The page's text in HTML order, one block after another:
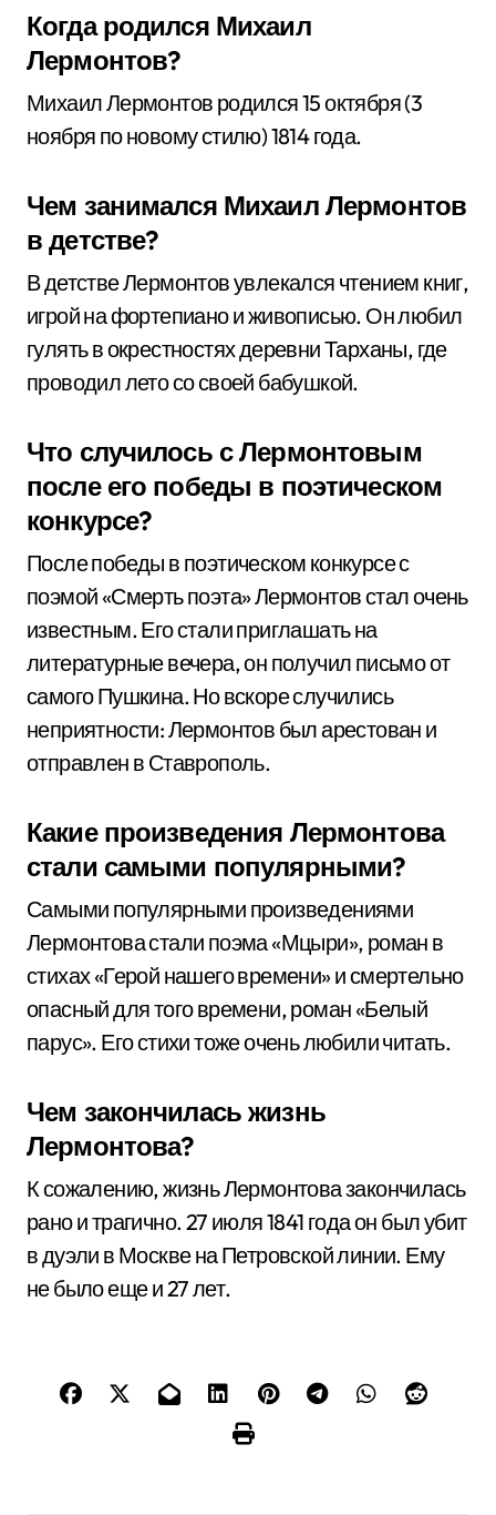
Когда родился Михаил
Лермонтов?
Михаил Лермонтов родился 15 октября (3
ноября по новому стилю) 1814 года.
Чем занимался Михаил Лермонтов
в детстве?
В детстве Лермонтов увлекался чтением книг,
игрой на фортепиано и живописью. Он любил
гулять в окрестностях деревни Тарханы, где
проводил лето со своей бабушкой.
Что случилось с Лермонтовым
после его победы в поэтическом
конкурсе?
После победы в поэтическом конкурсе с
поэмой «Смерть поэта» Лермонтов стал очень
известным. Его стали приглашать на
литературные вечера, он получил письмо от
самого Пушкина. Но вскоре случились
неприятности: Лермонтов был арестован и
отправлен в Ставрополь.
Какие произведения Лермонтова
стали самыми популярными?
Самыми популярными произведениями
Лермонтова стали поэма «Мцыри», роман в
стихах «Герой нашего времени» и смертельно
опасный для того времени, роман «Белый
парус». Его стихи тоже очень любили читать.
Чем закончилась жизнь
Лермонтова?
К сожалению, жизнь Лермонтова закончилась
рано и трагично. 27 июля 1841 года он был убит
в дуэли в Москве на Петровской линии. Ему
не было еще и 27 лет.